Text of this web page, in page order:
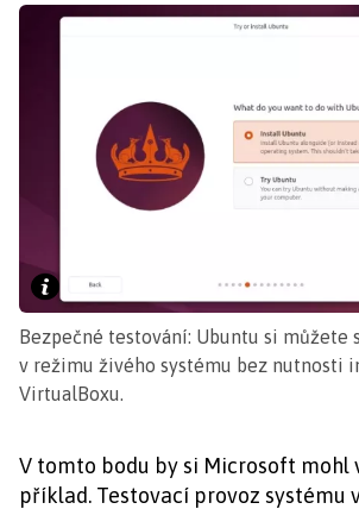
Bezpečné testování: Ubuntu si můžete
v režimu živého systému bez nutnosti
VirtualBoxu.
V tomto bodu by si Microsoft mohl
příklad. Testovací provoz systému